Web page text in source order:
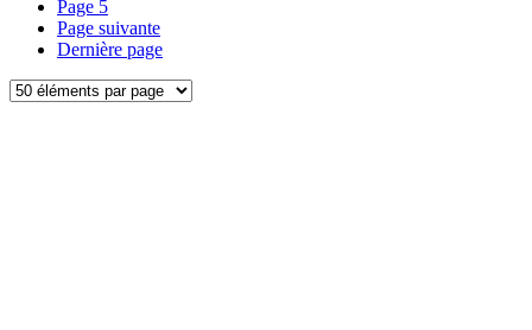
Page 5
Page suivante
Dernière page